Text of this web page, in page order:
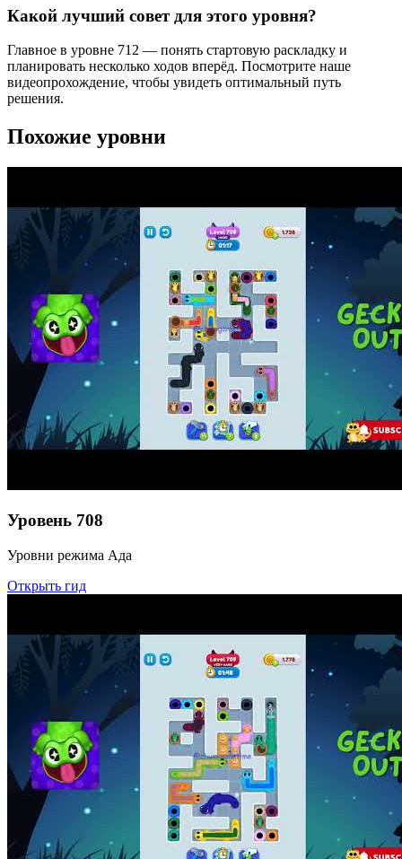
Какой лучший совет для этого уровня?
Главное в уровне 712 — понять стартовую раскладку и
планировать несколько ходов вперёд. Посмотрите наше
видеопрохождение, чтобы увидеть оптимальный путь
решения.
Похожие уровни
Уровень 708
Уровни режима Ада
Открыть гид